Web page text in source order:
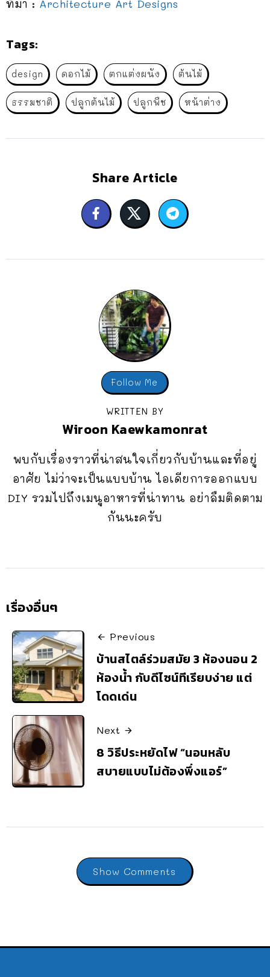
ที่มา : Architecture Art Designs
Tags:
design ดอกไม้ ตกแต่งผนัง ต้นไม้
ธรรมชาติ ปลูกต้นไม้ ปลูกพืช หน้าต่าง
Share Article
Follow Me
WRITTEN BY
Wiroon Kaewkamonrat
พบกับเรื่องราวที่น่าสนใจเกี่ยวกับบ้านและที่อยู่
อาศัย ไม่ว่าจะเป็นแบบบ้าน ไอเดียการออกแบบ
DIY รวมไปถึงเมนูอาหารที่น่าทาน อย่าลืมติดตาม
กันนะครับ
เรื่องอื่นๆ
Previous
บ้านสไตล์ร่วมสมัย 3 ห้องนอน 2
ห้องน้ำ กับดีไซน์ทีเรียบง่าย แต่
โดดเด่น
Next
8 วิธีประหยัดไฟ “นอนหลับ
สบายแบบไม่ต้องพึ่งแอร์”
Show Comments